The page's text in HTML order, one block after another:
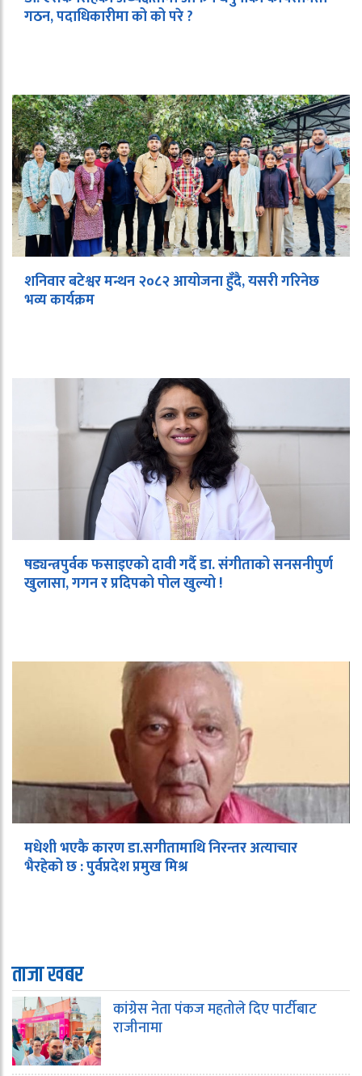
गठन, पदाधिकारीमा को को परे ?
शनिवार बटेश्वर मन्थन २०८२ आयोजना हुँदै, यसरी गरिनेछ
भव्य कार्यक्रम
षड्यन्त्रपुर्वक फसाइएको दावी गर्दै डा. संगीताको सनसनीपुर्ण
खुलासा, गगन र प्रदिपको पोल खुल्यो !
मधेशी भएकै कारण डा.सगीतामाथि निरन्तर अत्याचार
भैरहेको छ : पुर्वप्रदेश प्रमुख मिश्र
ताजा खबर
कांग्रेस नेता पंकज महतोले दिए पार्टीबाट
राजीनामा